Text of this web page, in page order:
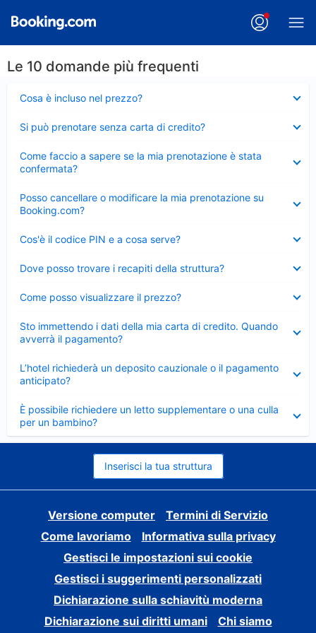
Le 10 domande più frequenti
Cosa è incluso nel prezzo?
chiuso
Si può prenotare senza carta di credito?
chiuso
Come faccio a sapere se la mia prenotazione è stata
confermata?
chiuso
Posso cancellare o modificare la mia prenotazione su
Booking.com?
chiuso
Cos'è il codice PIN e a cosa serve?
chiuso
Dove posso trovare i recapiti della struttura?
chiuso
Come posso visualizzare il prezzo?
chiuso
Sto immettendo i dati della mia carta di credito. Quando
avverrà il pagamento?
chiuso
L’hotel richiederà un deposito cauzionale o il pagamento
anticipato?
chiuso
È possibile richiedere un letto supplementare o una culla
per un bambino?
Elemento
chiuso
Inserisci la tua struttura
Versione computer
Termini di Servizio
Come lavoriamo
Informativa sulla privacy
Gestisci le impostazioni sui cookie
Gestisci i suggerimenti personalizzati
Dichiarazione sulla schiavitù moderna
Dichiarazione sui diritti umani
Chi siamo